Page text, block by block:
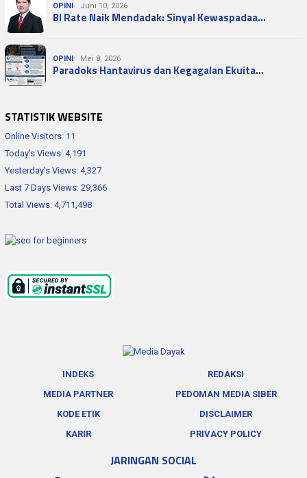
OPINI Juni 10, 2026
BI Rate Naik Mendadak: Sinyal Kewaspadaa…
OPINI Mei 8, 2026
Paradoks Hantavirus dan Kegagalan Ekuita…
STATISTIK WEBSITE
Online Visitors: 11
Today's Views: 4,191
Yesterday's Views: 4,327
Last 7 Days Views: 29,366
Total Views: 4,711,498
INDEKS
REDAKSI
MEDIA PARTNER
PEDOMAN MEDIA SIBER
KODE ETIK
DISCLAIMER
KARIR
PRIVACY POLICY
JARINGAN SOCIAL